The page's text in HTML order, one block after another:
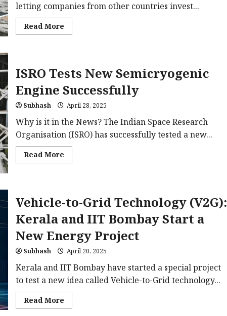
letting companies from other countries invest...
Read MoreRead
more
Nuclear
Power
with
49%
Foreign
Investment
ISRO Tests New Semicryogenic
Engine Successfully
Subhash April 28, 2025
Why is it in the News? The Indian Space Research
Organisation (ISRO) has successfully tested a new...
Read MoreRead
more
Semicryogenic
Engine
Vehicle-to-Grid Technology (V2G):
Kerala and IIT Bombay Start a
New Energy Project
Subhash April 20, 2025
Kerala and IIT Bombay have started a special project
to test a new idea called Vehicle-to-Grid technology...
Read MoreRead
more